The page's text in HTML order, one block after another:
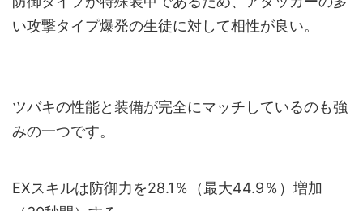
い攻撃タイプ爆発の生徒に対して相性が良い。
ツバキの性能と装備が完全にマッチしているのも強
みの一つです。
EXスキルは防御力を28.1％（最大44.9％）増加